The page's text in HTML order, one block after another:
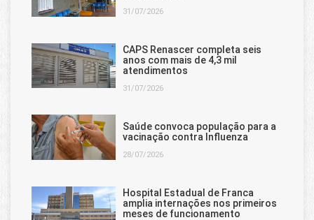
31/07/2026
CAPS Renascer completa seis
anos com mais de 4,3 mil
atendimentos
31/07/2026
Saúde convoca população para a
vacinação contra Influenza
28/07/2026
Hospital Estadual de Franca
amplia internações nos primeiros
meses de funcionamento